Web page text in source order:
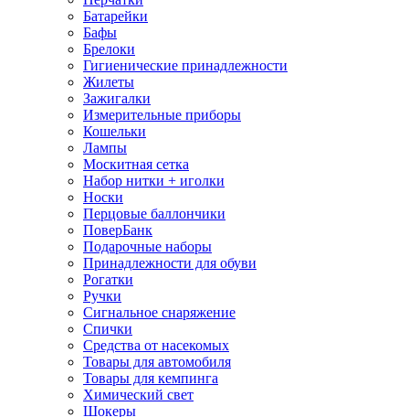
Батарейки
Бафы
Брелоки
Гигиенические принадлежности
Жилеты
Зажигалки
Измерительные приборы
Кошельки
Лампы
Москитная сетка
Набор нитки + иголки
Носки
Перцовые баллончики
ПоверБанк
Подарочные наборы
Принадлежности для обуви
Рогатки
Ручки
Сигнальное снаряжение
Спички
Средства от насекомых
Товары для автомобиля
Товары для кемпинга
Химический свет
Шокеры